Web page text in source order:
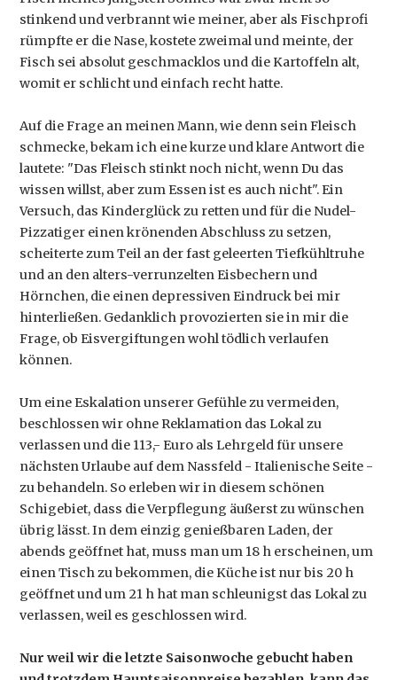
stinkend und verbrannt wie meiner, aber als Fischprofi
rümpfte er die Nase, kostete zweimal und meinte, der
Fisch sei absolut geschmacklos und die Kartoffeln alt,
womit er schlicht und einfach recht hatte.
Auf die Frage an meinen Mann, wie denn sein Fleisch
schmecke, bekam ich eine kurze und klare Antwort die
lautete: "Das Fleisch stinkt noch nicht, wenn Du das
wissen willst, aber zum Essen ist es auch nicht". Ein
Versuch, das Kinderglück zu retten und für die Nudel-
Pizzatiger einen krönenden Abschluss zu setzen,
scheiterte zum Teil an der fast geleerten Tiefkühltruhe
und an den alters-verrunzelten Eisbechern und
Hörnchen, die einen depressiven Eindruck bei mir
hinterließen. Gedanklich provozierten sie in mir die
Frage, ob Eisvergiftungen wohl tödlich verlaufen
können.
Um eine Eskalation unserer Gefühle zu vermeiden,
beschlossen wir ohne Reklamation das Lokal zu
verlassen und die 113,- Euro als Lehrgeld für unsere
nächsten Urlaube auf dem Nassfeld - Italienische Seite -
zu behandeln. So erleben wir in diesem schönen
Schigebiet, dass die Verpflegung äußerst zu wünschen
übrig lässt. In dem einzig genießbaren Laden, der
abends geöffnet hat, muss man um 18 h erscheinen, um
einen Tisch zu bekommen, die Küche ist nur bis 20 h
geöffnet und um 21 h hat man schleunigst das Lokal zu
verlassen, weil es geschlossen wird.
Nur weil wir die letzte Saisonwoche gebucht haben